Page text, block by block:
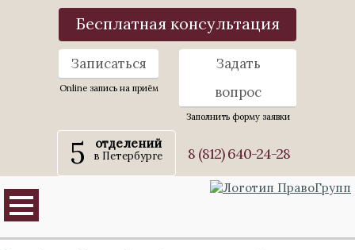
Бесплатная консультация
Записаться
Online запись на приём
Задать
вопрос
Заполнить форму заявки
5 отделений
в Петербурге 8 (812) 640-24-28